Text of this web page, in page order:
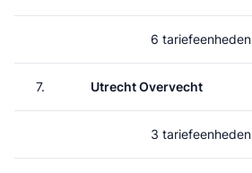
6 tariefeenheden
7. Utrecht Overvecht
3 tariefeenheden